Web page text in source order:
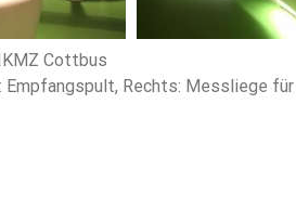
Cottbus
Rechts: Messliege für